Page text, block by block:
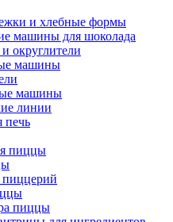
и хлебные формы
машины для шоколада
округлители
машины
машины
линии
печь
пиццы
пиццерий
пиццы